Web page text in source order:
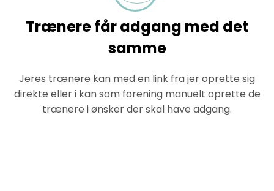
Trænere får adgang med det
samme
Jeres trænere kan med en link fra jer oprette sig
direkte eller i kan som forening manuelt oprette de
trænere i ønsker der skal have adgang.